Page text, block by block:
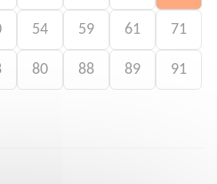
54 59 61 71
80 88 89 91